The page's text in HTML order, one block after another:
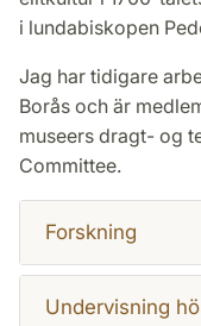
i lundabiskopen
Jag har tidigare
Borås och är
museers dragt- og
Committee.
Forskning
Undervisning